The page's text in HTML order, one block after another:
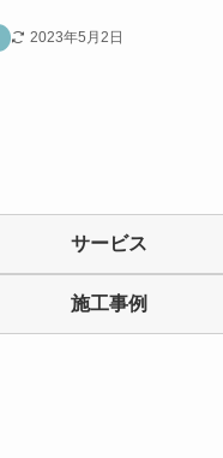
2023年5月2日
サービス
施工事例